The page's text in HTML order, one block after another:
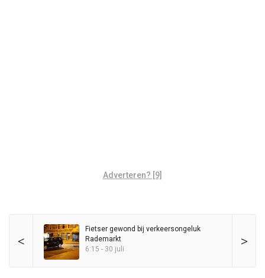
Adverteren? [9]
< >
Fietser gewond bij verkeersongeluk
Rademarkt
6:15 - 30 juli